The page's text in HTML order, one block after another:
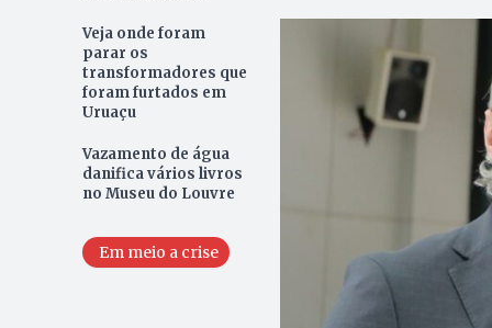
Veja onde foram
parar os
transformadores que
foram furtados em
Uruaçu
Vazamento de água
danifica vários livros
no Museu do Louvre
Em meio a crise